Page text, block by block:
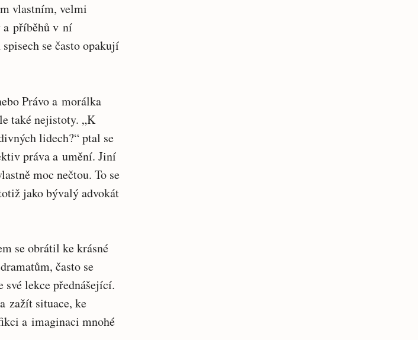
vlastním, velmi
a příběhů v ní
se často opakují
Právo a morálka
také nejistoty. „K
lidech?“ ptal se
práva a umění. Jiní
moc nečtou. To se
jako bývalý advokát
se obrátil ke krásné
často se
své lekce přednášející.
zažít situace, ke
a imaginaci mnohé